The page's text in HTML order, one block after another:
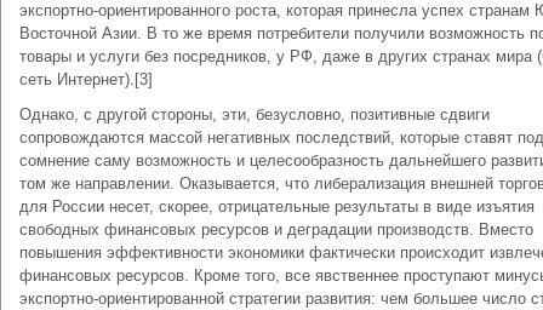
экспортно-ориентированного роста, которая принесла успех странам
Восточной Азии. В то же время потребители получили возможность
товары и услуги без посредников, у РФ, даже в других странах мира
сеть Интернет).[3]
Однако, с другой стороны, эти, безусловно, позитивные сдвиги
сопровождаются массой негативных последствий, которые ставят под
сомнение саму возможность и целесообразность дальнейшего
том же направлении. Оказывается, что либерализация внешней
для России несет, скорее, отрицательные результаты в виде изъятия
свободных финансовых ресурсов и деградации производств. Вместо
повышения эффективности экономики фактически происходит
финансовых ресурсов. Кроме того, все явственнее проступают
экспортно-ориентированной стратегии развития: чем большее число